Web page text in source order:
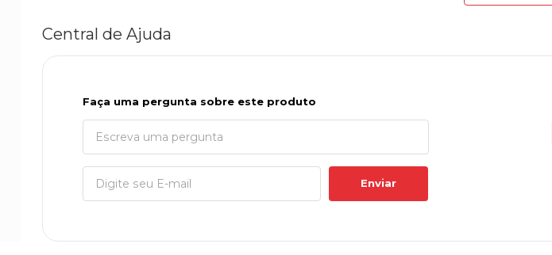
Central de Ajuda
Faça uma pergunta sobre este produto
Enviar